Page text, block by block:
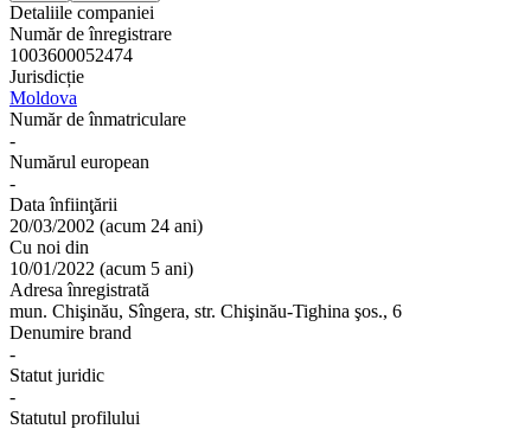
Detaliile companiei
Număr de înregistrare
1003600052474
Jurisdicție
Moldova
Număr de înmatriculare
-
Numărul european
-
Data înfiinţării
20/03/2002 (acum 24 ani)
Cu noi din
10/01/2022 (acum 5 ani)
Adresa înregistrată
mun. Chişinău, Sîngera, str. Chişinău-Tighina şos., 6
Denumire brand
-
Statut juridic
-
Statutul profilului